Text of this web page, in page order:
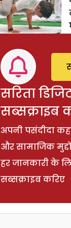
सरिता
सब्सक्राइब
अपनी पसंदीदा
और सामाजिक
हर जानकारी के
सब्सक्राइब करिए